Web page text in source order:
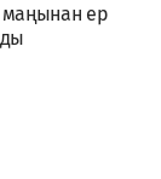
маңынан ер